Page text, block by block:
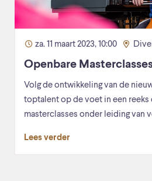
za. 11 maart 2023, 10:00
Openbare
Volg de ontwikkeling van de
toptalent op de voet in een reeks
masterclasses onder leiding van
Lees verder